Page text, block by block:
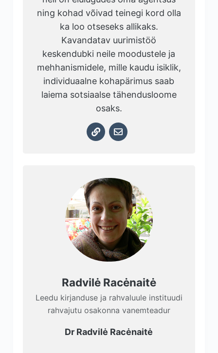
ning kohad võivad teinegi kord olla
ka loo otseseks allikaks.
Kavandatav uurimistöö
keskendubki neile moodustele ja
mehhanismidele, mille kaudu isiklik,
individuaalne kohapärimus saab
laiema sotsiaalse tähendusloome
osaks.
Radvilė Racėnaitė
Leedu kirjanduse ja rahvaluule instituudi
rahvajutu osakonna vanemteadur
Dr Radvilė Racėnaitė